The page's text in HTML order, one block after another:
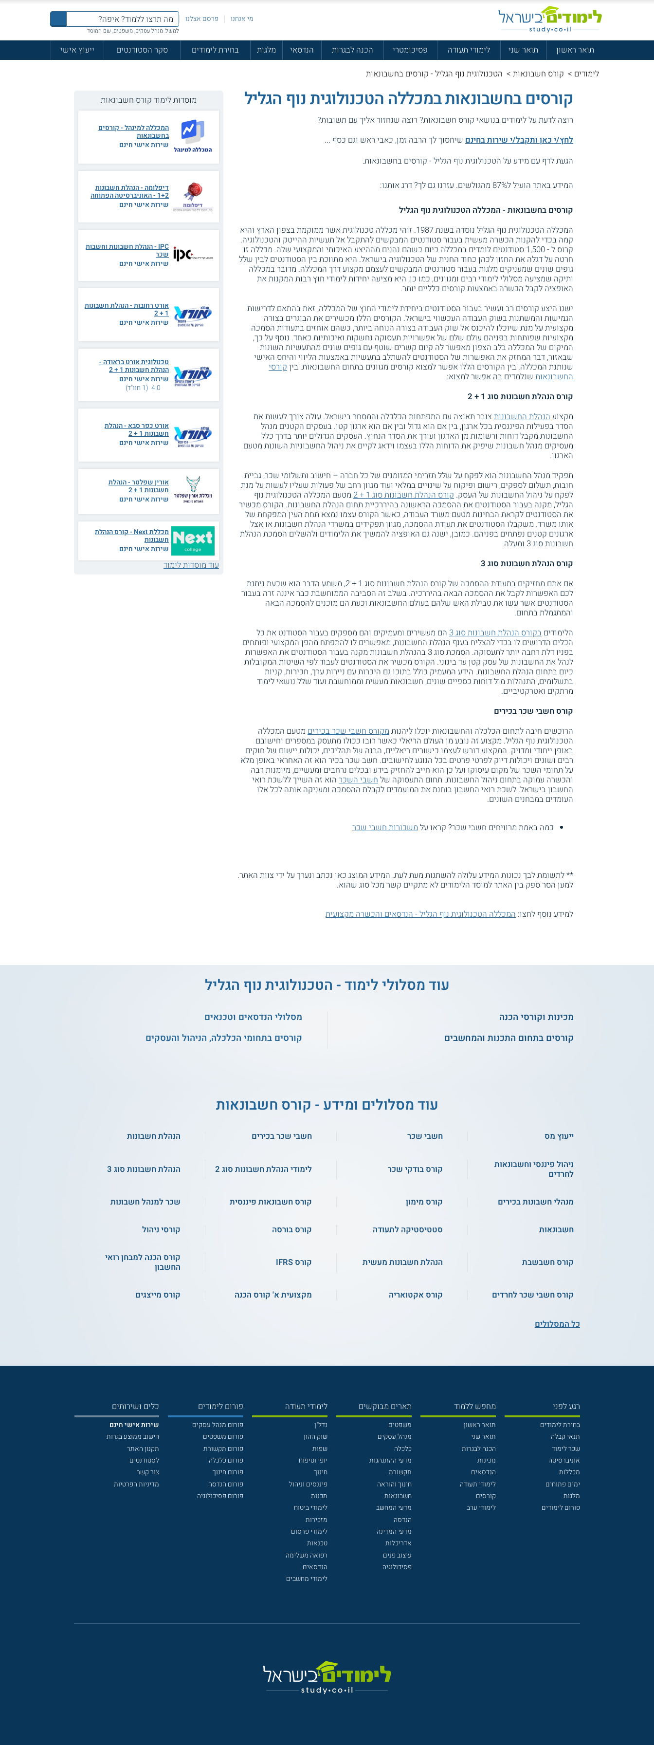
מי אנחנו פרסם אצלנו
למשל: מנהל עסקים, משפטים, שם המוסד
תואר ראשון תואר שני לימודי תעודה פסיכומטרי הכנה לבגרות הנדסאי מלגות בחירת לימודים סקר הסטודנטים
ייעוץ אישי
לימודים > קורס חשבונאות > הטכנולוגית נוף הגליל - קורסים בחשבונאות
קורסים בחשבונאות במכללה הטכנולוגית נוף הגליל
רוצה לדעת על לימודים בנושאי קורס חשבונאות? רוצה שנחזור אליך עם תשובות?
לחץ/י כאן ותקבל/י שירות בחינם שיחסוך לך הרבה זמן, כאבי ראש וגם כסף ...
הגעת לדף עם מידע על הטכנולוגית נוף הגליל - קורסים בחשבונאות.
המידע באתר הועיל ל87% מהגולשים.
עזרנו גם לך? דרג אותנו:
קורסים בחשבונאות - המכללה הטכנולוגית נוף הגליל
המכללה הטכנולוגית נוף הגליל נוסדה בשנת 1987. זוהי מכללה טכנולוגית אשר ממוקמת בצפון הארץ והיא
קמה בכדי להקנות הכשרה מעשית בעבור סטודנטים המבקשים להתקבל אל תעשיות ההייטק והטכנולוגיה.
קרוס ל - 1,500 סטודנטים לומדים במכללה כיום כשהם נהנים מההיצע האיכותי והמקצועי שלה. מכללה זו
חרטה על דגלה את החזון לכהן כחוד החנית של הטכנולוגיה בישראל. היא מתווכת בין הסטודנטים לבין שלל
גופים שונים שמעניקים מלגות בעבור סטודנטים המבקשים לעצמם מקצוע דרך המכללה. מדובר במכללה
ותיקה שמציעה מסלולי לימודי רבים ומגוונים, כמו כן, היא מציעה יחידות לימודי חוץ רבות המקנות את
האופציה לקבל הכשרה באמצעות קורסים כלליים יותר.
ישנו היצע קורסים רב ועשיר בעבור הסטודנטים ביחידת לימודי החוץ של המכללה, זאת בהתאם לדרישות
הגמישות והמשתנות בשוק העבודה העכשווי בישראל. הקורסים הללו מכשירים את הבוגרים בצורה
מקצועית על מנת שיוכלו להיכנס אל שוק העבודה בצורה הנוחה ביותר, כשהם אוחזים בתעודות הסמכה
מקצועיות שפותחות בפניהם עולם שלם של אפשרויות תעסוקה נחשקות ואיכותיות כאחד. נוסף על כך,
המיקום של המכללה בלב הצפון מאפשר לה קיום קשרים שוטף עם גופים שונים מהתעשיות השונות
שבאזור, דבר המחזק את האפשרות של הסטודנטים להשתלב בתעשיות באמצעות הליווי והיחס האישי
שנותנת המכללה. בין הקורסים הללו אפשר למצוא קורסים מגוונים בתחום החשבונאות. ביןקורסי
החשבונאות שנלמדים בה אפשר למצוא:
קורס הנהלת חשבונות סוג 1 + 2
מקצועהנהלת החשבונות צובר תאוצה עם התפתחות הכלכלה והמסחר בישראל. עולה צורך לעשות את
הסדר בפעילות הפיננסית בכל ארגון, בין אם הוא גדול ובין אם הוא ארגון קטן. בעסקים הקטנים מנהל
החשבונות מקבל דוחות ורשומות מן הארגון ועורך את הסדר הנחוץ. העסקים הגדולים יותר בדרך כלל
מעסיקים מנהל חשבונות שיפיק את הדוחות הללו בעצמו וידאג לקיים את ניהול החשבוניות השונות מטעם
הארגון.
תפקיד מנהל החשבונות הוא לפקח על שלל תזרימי המזומנים של כל חברה – חישוב ותשלומי שכר, גביית
חובות, תשלום לספקים, רישום ופיקוח על שינויים במלאי ועוד מגוון רחב של פעולות שעליו לעשות על מנת
לפקח על ניהול החשבונות של העסק. קורס הנהלת חשבונות סוג 1 + 2
מטעם המכללה הטכנולוגית נוף
הגליל, מקנה בעבור הסטודנטים את ההסמכה הראשונה בהיררכיית תחום הנהלת החשבונות. הקורס מכשיר
את הסטודנטים לקראת הבחינות מטעם משרד העבודה, כאשר הקורס עצמו נמצא תחת העין המפקחת של
אותו משרד. משקבלו הסטודנטים את תעודת ההסמכה, מגוון תפקידים במשרדי הנהלת חשבונות או אצל
ארגונים קטנים נפתחים בפניהם. כמובן, ישנה גם האופציה להמשיך את הלימודים ולהשלים הסמכת הנהלת
חשבונות סוג 3 ומעלה.
קורס הנהלת חשבונות סוג 3
אם אתם מחזיקים בתעודת ההסמכה של קורס הנהלת חשבונות סוג 1 + 2, משמע הדבר הוא שכעת ניתנת
לכם האפשרות לקבל את ההסמכה הבאה בהיררכיה. בשלב זה הסביבה הממוחשבת כבר איננה זרה בעבור
הסטודנטים אשר עשו את טבילת האש שלהם בעולם החשבונאות וכעת הם מוכנים להסמכה הבאה
והמתגמלת בתחום.
הלימודים בקורס הנהלת חשבונות סוג 3 הם מעשירים ומעמיקים והם מספקים בעבור הסטודנט את כל
הכלים הדרושים לו בכדי להצליח בענף הנהלת החשבונות, מאפשרים לו להתפתח מהפן המקצועי ופותחים
בפניו דלת רחבה יותר לתעסוקה. הסמכת סוג 3 בהנהלת חשבונות מקנה בעבור הסטודנטים את האפשרות
לנהל את החשבונות של עסק קטן עד בינוני. הקורס מכשיר את הסטודנטים לעבוד לפי השיטות המקובלות
כיום בתחום הנהלת החשבונות. הידע המעמיק כולל בתוכו גם היכרות עם ניירות ערך, חכירות, קניות
בתשלומים, התנהלות מול דוחות כספיים שונים, חשבונאות מעשית וממוחשבת ועוד שלל נושאי לימוד
מרתקים ואטרקטיביים.
קורס חשבי שכר בכירים
הרוכשים חיבה לתחום הכלכלה והחשבונאות יוכלו ליהנותמקורס חשבי שכר בכירים מטעם המכללה
הטכנולוגית נוף הגליל. מקצוע זה נובע מן העולם הריאלי כאשר רובו ככולו מתעסק במספרים וחישובם
באופן ייחודי ומדויק. המקצוע דורש לעצמו כישורים ריאליים, הבנה של תהליכים, יכולות יישום של חוקים
רבים ושונים ויכולות דיוק לפרטי פרטים בכל הנוגע לחישובים. חשב שכר בכיר הוא זה האחראי באופן מלא
על תחומי השכר של מקום עיסוקו ועל כן הוא חייב להחזיק בידע ובכלים נרחבים ומעשיים, מיומנות רבה
והכשרה עמוקה בתחום ניהול החשבונות. תחום התעסוקה שלחשבי השכר הוא זה השייך ללשכת רואי
החשבון בישראל. לשכת רואי החשבון בוחנת את המועמדים לקבלת ההסמכה ומעניקה אותה לכל אלו
העומדים במבחנים השונים.
כמה באמת מרוויחים חשבי שכר? קראו עלמשכורות חשבי שכר
** לתשומת לבך נכונות המידע עלולה להשתנות מעת לעת. המידע המוצג כאן נכתב ונערך על ידי צוות האתר.
למען הסר ספק בין האתר למוסד הלימודים לא מתקיים קשר מכל סוג שהוא.
למידע נוסף לחצו: המכללה הטכנולוגית נוף הגליל - הנדסאים והכשרה מקצועית
מוסדות לימוד קורס חשבונאות
המכללה למינהל - קורסים
בחשבונאות
שירות אישי חינם
דיפלומה - הנהלת חשבונות
1+2 - האוניברסיטה הפתוחה
שירות אישי חינם
IPC - הנהלת חשבונות וחשבות
שכר
שירות אישי חינם
אורט רחובות - הנהלת חשבונות
1 + 2
שירות אישי חינם
טכנולוגית אורט בראודה -
הנהלת חשבונות 1 + 2
שירות אישי חינם
4.0 (1 חוו"ד)
אורט כפר סבא - הנהלת
חשבונות 1 + 2
שירות אישי חינם
אורין שפלטר - הנהלת
חשבונות 1 + 2
שירות אישי חינם
מכללת Next - קורס הנהלת
חשבונות
שירות אישי חינם
עוד מוסדות לימוד
עוד מסלולי לימוד - הטכנולוגית נוף הגליל
מכינות וקורסי הכנה
קורסים בתחום התכנות והמחשבים
מסלולי הנדסאים וטכנאים
קורסים בתחומי הכלכלה, הניהול והעסקים
עוד מסלולים ומידע - קורס חשבונאות
ייעוץ מס חשבי שכר חשבי שכר בכירים הנהלת חשבונות
ניהול פיננסי וחשבונאות
לחרדים
קורס בודקי שכר לימודי הנהלת חשבונות סוג 2 הנהלת חשבונות סוג 3
מנהלי חשבונות בכירים קורס מימון קורס חשבונאות פיננסית שכר למנהל חשבונות
חשבונאות סטטיסטיקה לתעודה קורס בורסה קורסי ניהול
קורס חשבשבת הנהלת חשבונות מעשית קורס IFRS
קורס הכנה למבחן רואי
החשבון
קורס חשבי שכר לחרדים קורס אקטואריה מקצועית א' קורס הכנה קורס מייצגים
כל המסלולים
רגע לפני
בחירת לימודים
תנאי קבלה
שכר לימוד
אוניברסיטה
מכללות
ימים פתוחים
מלגות
פורום לימודים
מחפש ללמוד
תואר ראשון
תואר שני
הכנה לבגרות
מכינות
הנדסאים
לימודי תעודה
קורסים
לימודי ערב
תארים מבוקשים
משפטים
מנהל עסקים
כלכלה
מדעי ההתנהגות
תקשורת
חינוך והוראה
חשבונאות
מדעי המחשב
הנדסה
מדעי המדינה
אדריכלות
עיצוב פנים
פסיכולוגיה
לימודי תעודה
נדל"ן
שוק ההון
שפות
יופי וטיפוח
חינוך
פיננסים וניהול
תכנות
לימודי ביטוח
מזכירות
לימודי פרסום
טכנאות
רפואה משלימה
הנדסאים
לימודי מחשבים
פורום לימודים
פורום מנהל עסקים
פורום משפטים
פורום תקשורת
פורום כלכלה
פורום חינוך
פורום הנדסה
פורום פסיכולוגיה
כלים ושירותים
שירות אישי חינם
חישוב ממוצע בגרות
תקנון האתר
לסטודנטים
צור קשר
מדיניות הפרטיות